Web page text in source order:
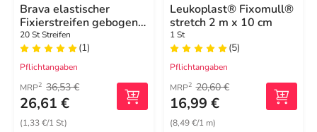
Brava elastischer
Fixierstreifen gebogen
XL
20 St Streifen
(1)
Pflichtangaben
MRP2 36,53 €
26,61 €
(1,33 €/1 St)
Leukoplast® Fixomull®
stretch 2 m x 10 cm
1 St
(5)
Pflichtangaben
MRP2 20,60 €
16,99 €
(8,49 €/1 m)